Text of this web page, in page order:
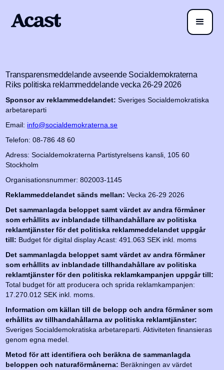
Transparensmeddelande avseende Socialdemokraterna
Riks politiska reklammeddelande vecka 26-29 2026
Sponsor av reklammeddelandet: Sveriges Socialdemokratiska
arbetareparti
Email: info@socialdemokraterna.se
Telefon: 08-786 48 60
Adress: Socialdemokraterna Partistyrelsens kansli, 105 60
Stockholm
Organisationsnummer: 802003-1145
Reklammeddelandet sänds mellan:Vecka 26-29 2026
Det sammanlagda beloppet samt värdet av andra förmåner
som erhållits av inblandade tillhandahållare av politiska
reklamtjänster för det politiska reklammeddelandet uppgår
till: Budget för digital display Acast: 491.063 SEK inkl. moms
Det sammanlagda beloppet samt värdet av andra förmåner
som erhållits av inblandade tillhandahållare av politiska
reklamtjänster för den politiska reklamkampanjen uppgår till:
Total budget för att producera och sprida reklamkampanjen:
17.270.012 SEK inkl. moms.
Information om källan till de belopp och andra förmåner som
erhållits av tillhandahållarna av politiska reklamtjänster:
Sveriges Socialdemokratiska arbetareparti. Aktiviteten finansieras
genom egna medel.
Metod för att identifiera och beräkna de sammanlagda
beloppen och naturaförmånerna: Beräkningen av värdet